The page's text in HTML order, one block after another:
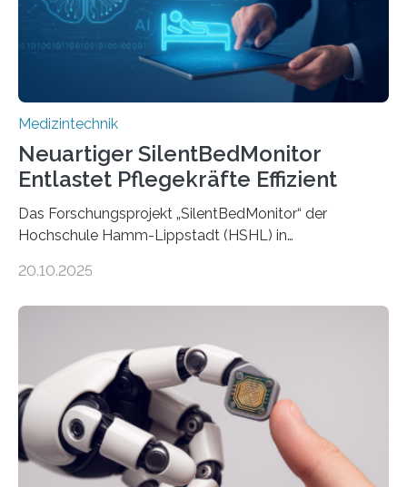
Medizintechnik
Neuartiger SilentBedMonitor
Entlastet Pflegekräfte Effizient
Das Forschungsprojekt „SilentBedMonitor“ der
Hochschule Hamm-Lippstadt (HSHL) in
auf Personen ab, die bettlägerig sind oder in ihrer
Entwicklung der Sensorik und Datenübertragung. Die
HSHL verantwortet die wissenschaftliche Begleitung
sowie die KI-gestützte Datenauswertung. Das Ziel ist
die Entwicklung eines berührungslosen
Assistenzsystems, das den Zustand der Person
kontinuierlich erfasst, pflegende Personen unterstützt
und in Notfällen selbstständig Alarm schlägt. „Die Idee
20.10.2025